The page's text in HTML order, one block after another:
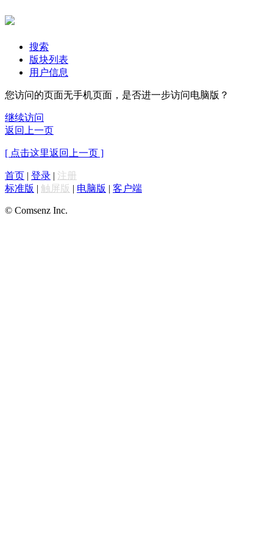
搜索
版块列表
用户信息
您访问的页面无手机页面，是否进一步访问电脑版？
继续访问
返回上一页
[ 点击这里返回上一页 ]
首页 | 登录 | 注册
标准版 | 触屏版 | 电脑版 | 客户端
© Comsenz Inc.